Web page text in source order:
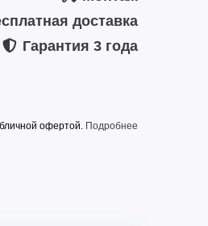
доставка
Гарантия 3 года
офертой. Подробнее